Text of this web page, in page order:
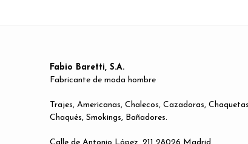
Fabio Baretti, S.A.
Fabricante de moda hombre
Trajes, Americanas, Chalecos, Cazadoras,
Chaqués, Smokings, Bañadores.